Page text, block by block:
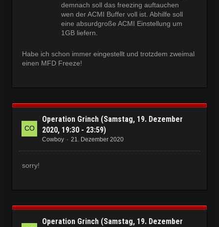
demnach soll das freezing auftauchen
wen der ACMI Buffer voll ist. Abhilfe soll
eine absurdgroße ACMI Einstellung um
1GB liefern.
Habe ich schon immer eingestellt und trotzdem zweimal
einen MFD Freeze!
Operation Grinch (Samstag, 19. Dezember
2020, 19:30 - 23:59)
Cowboy 21. Dezember 2020
sorry!
Operation Grinch (Samstag, 19. Dezember